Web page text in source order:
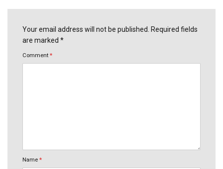
Your email address will not be published. Required fields
are marked *
Comment *
Name *